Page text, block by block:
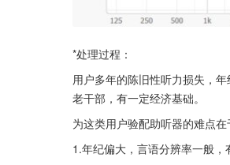
*处理过程：
用户多年的陈旧性听力损失，
老干部，有一定经济基础。
为这类用户验配助听器的难点在
1.年纪偏大，言语分辨率一般，